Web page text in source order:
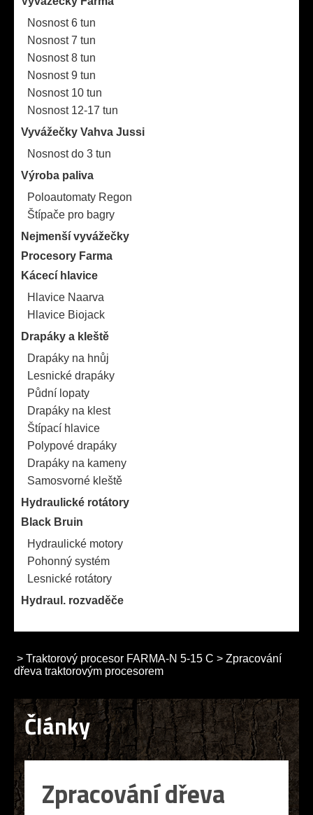
Nosnost 6 tun
Nosnost 7 tun
Nosnost 8 tun
Nosnost 9 tun
Nosnost 10 tun
Nosnost 12-17 tun
Vyvážečky Vahva Jussi
Nosnost do 3 tun
Výroba paliva
Poloautomaty Regon
Štípače pro bagry
Nejmenší vyvážečky
Procesory Farma
Kácecí hlavice
Hlavice Naarva
Hlavice Biojack
Drapáky a kleště
Drapáky na hnůj
Lesnické drapáky
Půdní lopaty
Drapáky na klest
Štípací hlavice
Polypové drapáky
Drapáky na kameny
Samosvorné kleště
Hydraulické rotátory
Black Bruin
Hydraulické motory
Pohonný systém
Lesnické rotátory
Hydraul. rozvaděče
> Traktorový procesor FARMA-N 5-15 C > Zpracování
dřeva traktorovým procesorem
Články
Zpracování dřeva